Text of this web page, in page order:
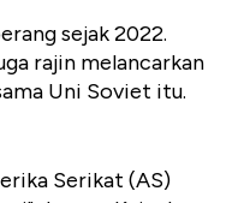
sejak 2022.
rajin melancarkan
Uni Soviet itu.
Serikat (AS)